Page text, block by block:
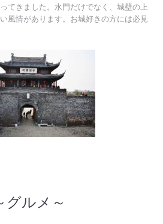
てきました。水門だけでなく、城壁の上
風情があります。お城好きの方には必見
グルメ～